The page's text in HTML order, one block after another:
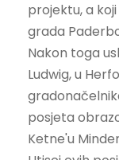
projektu, a
grada
Nakon toga
Ludwig, u
posjeta
Ketne'u